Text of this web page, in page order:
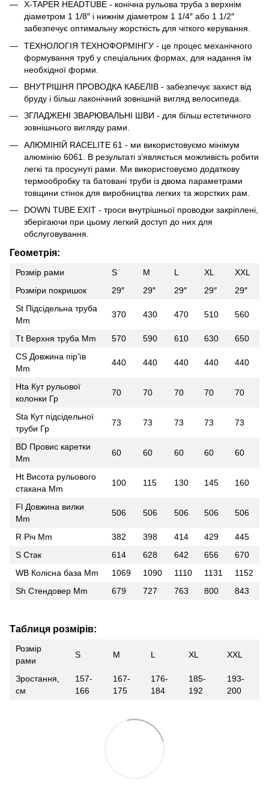
X-TAPER HEADTUBE - конічна рульова труба з верхнім
діаметром 1 1/8″ і нижнім діаметром 1 1/4″ або 1 1/2″
забезпечує оптимальну жорсткість для чіткого керування.
ТЕХНОЛОГІЯ ТЕХНОФОРМІНГУ - це процес механічного
формування труб у спеціальних формах, для надання їм
необхідної форми.
ВНУТРІШНЯ ПРОВОДКА КАБЕЛІВ - забезпечує захист від
бруду і більш лаконічний зовнішній вигляд велосипеда.
ЗГЛАДЖЕНІ ЗВАРЮВАЛЬНІ ШВИ - для більш естетичного
зовнішнього вигляду рами.
АЛЮМІНІЙ RACELITE 61 - ми використовуємо мінімум
алюмінію 6061. В результаті з’являється можливість робити
легкі та просунуті рами. Ми використовуємо додаткову
термообробку та батовані труби із двома параметрами
товщини стінок для виробництва легких та жорстких рам.
DOWN TUBE EXIT - троси внутрішньої проводки закріплені,
зберігаючи при цьому легкий доступ до них для
обслуговування.
Геометрія:
Розмір рами S M L XL
XXL
Розміри покришок
29″ 29″ 29″ 29″
29″
St Підсідельна труба
Mm
370 430 470 510 560
Tt Верхня труба Mm 570 590 610 630
650
CS Довжина пір’їв
Mm
440 440 440 440 440
Hta Кут рульової
колонки Гр
70 70 70 70 70
Sta Кут підсідельної
труби Гр
73 73 73 73 73
BD Провис каретки
Mm
60 60 60 60 60
Ht Висота рульового
стакана Mm
100 115 130 145 160
Fl Довжина вилки
Mm
506 506 506 506 506
R Річ Mm 382 398 414 429
445
S Стак
614 628 642 656
670
WB Колісна база Mm
1069 1090 1110 1131
1152
Sh Стендовер Mm
679 727 763 800 843
Таблиця розмірів:
Розмір
рами
S M L XL XXL
Зростання,
см
157-
166
167-
175
176-
184
185-
192
193-
200